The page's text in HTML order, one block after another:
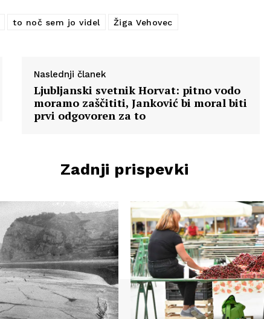
to noč sem jo videl Žiga Vehovec
Naslednji članek
Ljubljanski svetnik Horvat: pitno vodo
moramo zaščititi, Janković bi moral biti
prvi odgovoren za to
Zadnji prispevki